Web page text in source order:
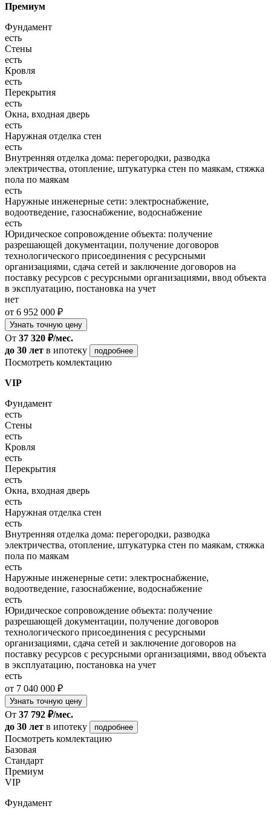
Премиум
Фундамент
есть
Стены
есть
Кровля
есть
Перекрытия
есть
Окна, входная дверь
есть
Наружная отделка стен
есть
Внутренняя отделка дома: перегородки, разводка
электричества, отопление, штукатурка стен по маякам, стяжка
пола по маякам
есть
Наружные инженерные сети: электроснабжение,
водоотведение, газоснабжение, водоснабжение
есть
Юридическое сопровождение объекта: получение
разрешающей документации, получение договоров
технологического присоединения с ресурсными
организациями, сдача сетей и заключение договоров на
поставку ресурсов с ресурсными организациями, ввод объекта
в эксплуатацию, постановка на учет
нет
от 6 952 000 ₽
Узнать точную цену
От 37 320 ₽/мес.
до 30 лет в ипотеку подробнее
Посмотреть комлектацию
VIP
Фундамент
есть
Стены
есть
Кровля
есть
Перекрытия
есть
Окна, входная дверь
есть
Наружная отделка стен
есть
Внутренняя отделка дома: перегородки, разводка
электричества, отопление, штукатурка стен по маякам, стяжка
пола по маякам
есть
Наружные инженерные сети: электроснабжение,
водоотведение, газоснабжение, водоснабжение
есть
Юридическое сопровождение объекта: получение
разрешающей документации, получение договоров
технологического присоединения с ресурсными
организациями, сдача сетей и заключение договоров на
поставку ресурсов с ресурсными организациями, ввод объекта
в эксплуатацию, постановка на учет
есть
от 7 040 000 ₽
Узнать точную цену
От 37 792 ₽/мес.
до 30 лет в ипотеку подробнее
Посмотреть комлектацию
Базовая
Стандарт
Премиум
VIP
Фундамент